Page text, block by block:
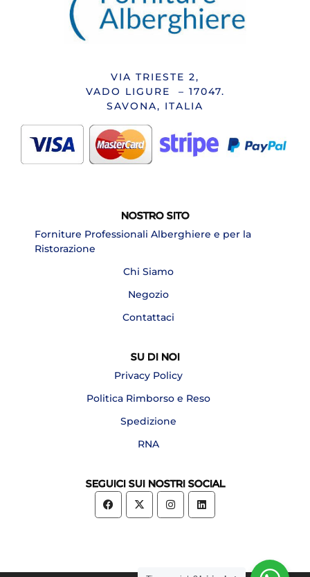
VIA TRIESTE 2,
VADO LIGURE – 17047.
SAVONA, ITALIA
NOSTRO SITO
Forniture Professionali Alberghiere e per la
Ristorazione
Chi Siamo
Negozio
Contattaci
SU DI NOI
Privacy Policy
Politica Rimborso e Reso
Spedizione
RNA
SEGUICI SUI NOSTRI SOCIAL